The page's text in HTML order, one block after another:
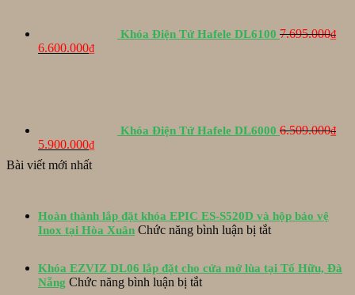
Khóa Điện Tử Hafele DL6100 7.695.000₫
Giá
6.600.000₫Giá
Khóa Điện Tử Hafele DL6000 6.509.000₫
Giá
gốc
là:
5.900.000₫Giá
Bài viết mới nhất
Hoàn thành lắp đặt khóa EPIC ES-S520D và hộp bảo vệ
Inox tại Hòa Xuân Chức năng bình luận bị tắtở
lắp
Khóa EZVIZ DL06 lắp đặt cho cửa mở lùa tại Tố Hữu, Đà
Nẵng Chức năng bình luận bị tắtở